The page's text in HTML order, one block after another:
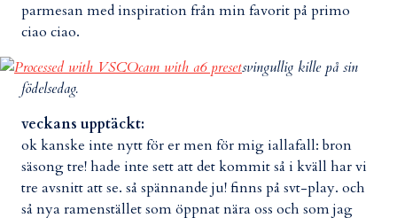
parmesan med inspiration från min favorit på primo
ciao ciao.
svingullig kille på sin
födelsedag.
veckans upptäckt:
ok kanske inte nytt för er men för mig iallafall: bron
säsong tre! hade inte sett att det kommit så i kväll har vi
tre avsnitt att se. så spännande ju! finns på svt-play. och
så nya ramenstället som öppnat nära oss och som jag